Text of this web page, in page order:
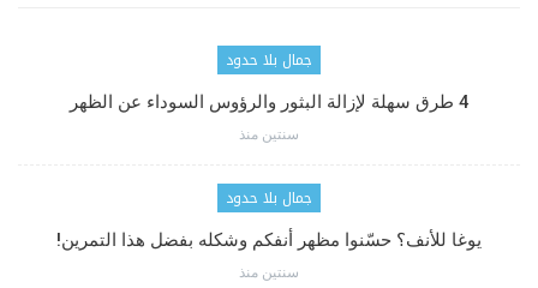
جمال بلا حدود
4 طرق سهلة لإزالة البثور والرؤوس السوداء عن الظهر
سنتين منذ
جمال بلا حدود
يوغا للأنف؟ حسّنوا مظهر أنفكم وشكله بفضل هذا التمرين!
سنتين منذ